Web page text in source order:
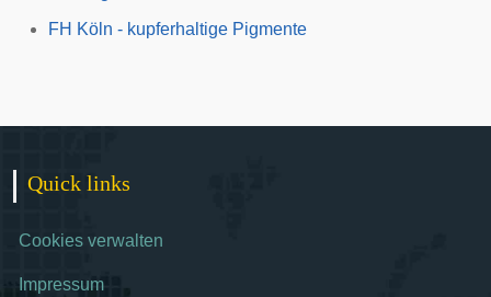
FH Köln - kupferhaltige Pigmente
Quick links
Cookies verwalten
Impressum